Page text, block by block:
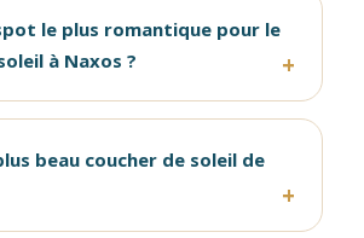
le plus romantique pour le
à Naxos ?
beau coucher de soleil de